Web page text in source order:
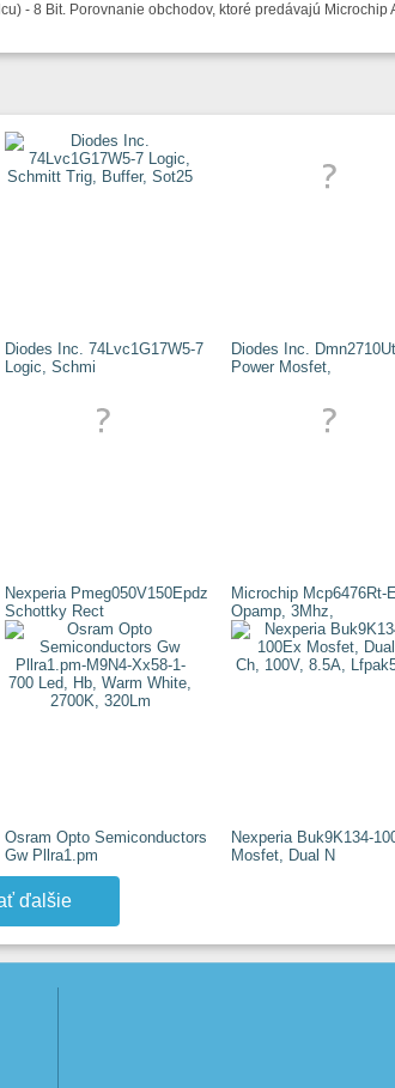
- 8 Bit. Porovnanie obchodov, ktoré predávajú Microchip
Diodes Inc. 74Lvc1G17W5-7
Logic, Schmi
Diodes Inc.
Power Mosfet,
Nexperia Pmeg050V150Epdz
Schottky Rect
Microchip Mcp6476Rt-
Opamp, 3Mhz,
Osram Opto Semiconductors
Gw Pllra1.pm
Nexperia Buk9K134-
Mosfet, Dual N
ďalšie